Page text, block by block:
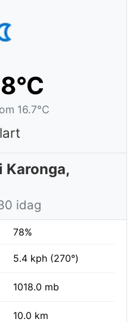
16.7°C
Karonga,
idag
78%
5.4 kph (270°)
1018.0 mb
10.0 km